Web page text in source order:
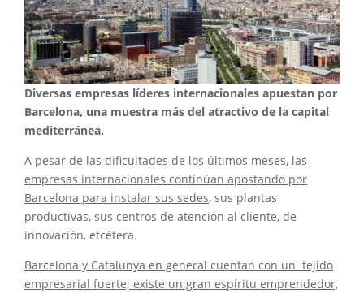
Diversas empresas líderes internacionales apuestan por
Barcelona, una muestra más del atractivo de la capital
mediterránea.
A pesar de las dificultades de los últimos meses, las
empresas internacionales continúan apostando por
Barcelona para instalar sus sedes, sus plantas
productivas, sus centros de atención al cliente, de
innovación, etcétera.
Barcelona y Catalunya en general cuentan con un tejido
empresarial fuerte; existe un gran espíritu emprendedor,